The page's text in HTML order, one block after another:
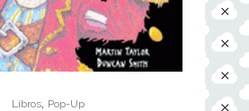
Libros, Pop-Up